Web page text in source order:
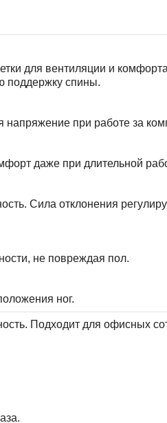
для вентиляции и
поддержку спины.
напряжение при работе за
даже при длительной
Сила отклонения
не повреждая пол.
ног.
Подходит для офисных